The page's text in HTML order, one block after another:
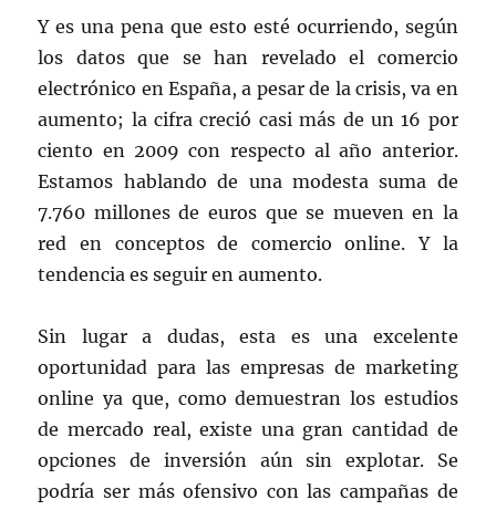
Y es una pena que esto esté ocurriendo, según
los datos que se han revelado el comercio
electrónico en España, a pesar de la crisis, va en
aumento; la cifra creció casi más de un 16 por
ciento en 2009 con respecto al año anterior.
Estamos hablando de una modesta suma de
7.760 millones de euros que se mueven en la
red en conceptos de comercio online. Y la
tendencia es seguir en aumento.
Sin lugar a dudas, esta es una excelente
oportunidad para las empresas de marketing
online ya que, como demuestran los estudios
de mercado real, existe una gran cantidad de
opciones de inversión aún sin explotar. Se
podría ser más ofensivo con las campañas de